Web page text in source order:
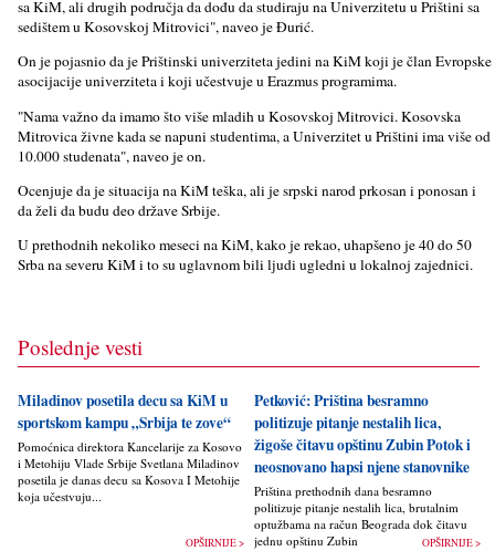
sa KiM, ali drugih područja da dođu da studiraju na Univerzitetu u Prištini sa
sedištem u Kosovskoj Mitrovici", naveo je Đurić.
On je pojasnio da je Prištinski univerziteta jedini na KiM koji je član Evropske
asocijacije univerziteta i koji učestvuje u Erazmus programima.
"Nama važno da imamo što više mladih u Kosovskoj Mitrovici. Kosovska
Mitrovica živne kada se napuni studentima, a Univerzitet u Prištini ima više od
10.000 studenata", naveo je on.
Ocenjuje da je situacija na KiM teška, ali je srpski narod prkosan i ponosan i
da želi da budu deo države Srbije.
U prethodnih nekoliko meseci na KiM, kako je rekao, uhapšeno je 40 do 50
Srba na severu KiM i to su uglavnom bili lјudi ugledni u lokalnoj zajednici.
Poslednje vesti
Miladinov posetila decu sa KiM u
sportskom kampu „Srbija te zove“
Pomoćnica direktora Kancelarije za Kosovo
i Metohiju Vlade Srbije Svetlana Miladinov
posetila je danas decu sa Kosova I Metohije
koja učestvuju...
OPŠIRNIJE >
Petković: Priština besramno
politizuje pitanje nestalih lica,
žigoše čitavu opštinu Zubin Potok i
neosnovano hapsi njene stanovnike
Priština prethodnih dana besramno
politizuje pitanje nestalih lica, brutalnim
optužbama na račun Beograda dok čitavu
jednu opštinu Zubin Potok žigoše...OPŠIRNIJE >